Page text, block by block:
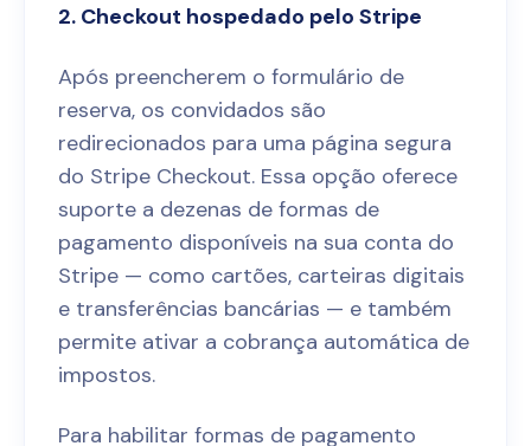
2. Checkout hospedado pelo Stripe
Após preencherem o formulário de
reserva, os convidados são
redirecionados para uma página segura
do Stripe Checkout. Essa opção oferece
suporte a dezenas de formas de
pagamento disponíveis na sua conta do
Stripe — como cartões, carteiras digitais
e transferências bancárias — e também
permite ativar a cobrança automática de
impostos.
Para habilitar formas de pagamento